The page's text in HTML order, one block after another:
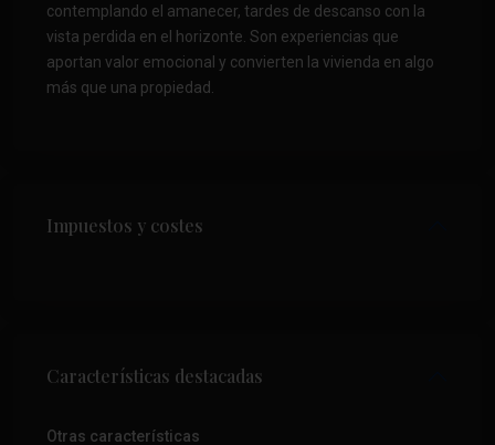
contemplando el amanecer, tardes de descanso con la
vista perdida en el horizonte. Son experiencias que
aportan valor emocional y convierten la vivienda en algo
más que una propiedad.
Impuestos y costes
Características destacadas
Otras características